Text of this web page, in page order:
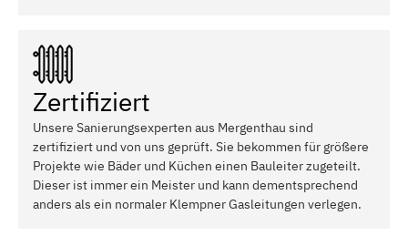
Zertifiziert
Unsere Sanierungsexperten aus Mergenthau sind
zertifiziert und von uns geprüft. Sie bekommen für größere
Projekte wie Bäder und Küchen einen Bauleiter zugeteilt.
Dieser ist immer ein Meister und kann dementsprechend
anders als ein normaler Klempner Gasleitungen verlegen.